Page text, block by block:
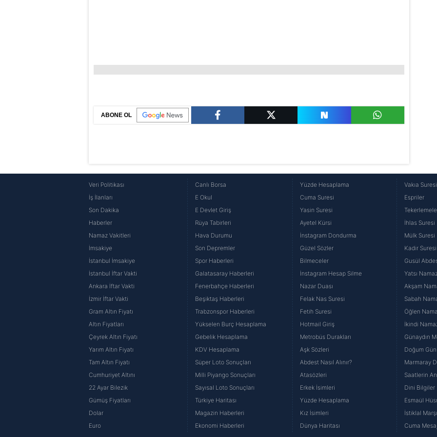
ABONE OL
Veri Politikası
İş İlanları
Son Dakika
Haberler
Namaz Vakitleri
İmsakiye
İstanbul İmsakiye
İstanbul İftar Vakti
Ankara İftar Vakti
İzmir İftar Vakti
Gram Altın Fiyatı
Altın Fiyatları
Çeyrek Altın Fiyatı
Yarım Altın Fiyatı
Tam Altın Fiyatı
Cumhuriyet Altını
22 Ayar Bilezik
Gümüş Fiyatları
Dolar
Euro
Canlı Borsa
E Okul
E Devlet Giriş
Rüya Tabirleri
Hava Durumu
Son Depremler
Spor Haberleri
Galatasaray Haberleri
Fenerbahçe Haberleri
Beşiktaş Haberleri
Trabzonspor Haberleri
Yükselen Burç Hesaplama
Gebelik Hesaplama
KDV Hesaplama
Süper Loto Sonuçları
Milli Piyango Sonuçları
Sayısal Loto Sonuçları
Türkiye Haritası
Magazin Haberleri
Ekonomi Haberleri
Yüzde Hesaplama
Cuma Suresi
Yasin Suresi
Ayetel Kürsi
İnstagram Dondurma
Güzel Sözler
Bilmeceler
İnstagram Hesap Silme
Nazar Duası
Felak Nas Suresi
Fetih Suresi
Hotmail Giriş
Metrobüs Durakları
Aşk Sözleri
Abdest Nasıl Alınır?
Atasözleri
Erkek İsimleri
Yüzde Hesaplama
Kız İsimleri
Dünya Haritası
Vakıa Suresi
Espriler
İhlas Suresi
Mülk Suresi
Kadir Suresi
Gusül
Yatsı
Akşam
Sabah
Öğlen
İkindi
Günaydın
Doğum
Marmaray
Saatlerin
Dini Bilgiler
Esmaül
İstiklal
Cuma